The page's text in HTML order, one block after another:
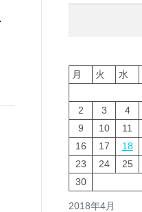
2018年4月
月 火 水
2
3 4
9
10 11
16
17 18
23
24 25
30